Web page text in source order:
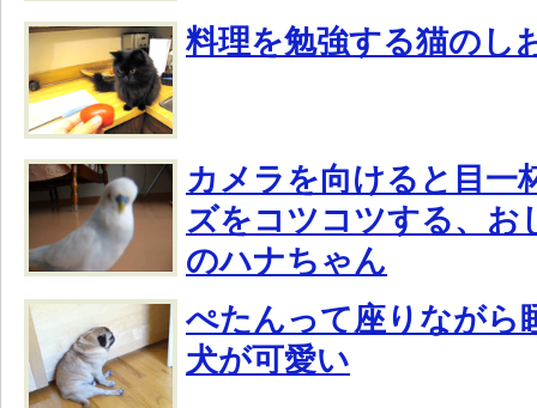
料理を勉強する猫のし
カメラを向けると目一
ズをコツコツする、お
のハナちゃん
ぺたんって座りながら
犬が可愛い